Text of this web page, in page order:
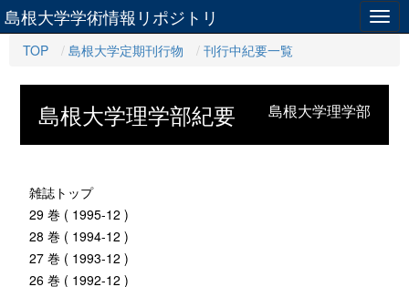
島根大学学術情報リポジトリ
TOP 島根大学定期刊行物 刊行中紀要一覧
島根大学理学部
島根大学理学部紀要
雑誌トップ
29 巻 ( 1995-12 )
28 巻 ( 1994-12 )
27 巻 ( 1993-12 )
26 巻 ( 1992-12 )